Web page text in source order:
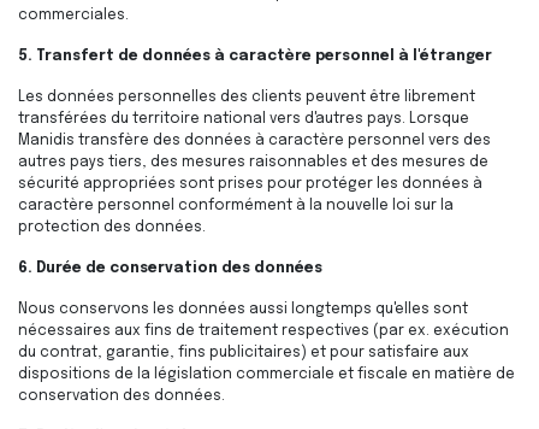
commerciales.
5. Transfert de données à caractère personnel à l'étranger
Les données personnelles des clients peuvent être librement
transférées du territoire national vers d'autres pays. Lorsque
Manidis transfère des données à caractère personnel vers des
autres pays tiers, des mesures raisonnables et des mesures de
sécurité appropriées sont prises pour protéger les données à
caractère personnel conformément à la nouvelle loi sur la
protection des données.
6. Durée de conservation des données
Nous conservons les données aussi longtemps qu'elles sont
nécessaires aux fins de traitement respectives (par ex. exécution
du contrat, garantie, fins publicitaires) et pour satisfaire aux
dispositions de la législation commerciale et fiscale en matière de
conservation des données.